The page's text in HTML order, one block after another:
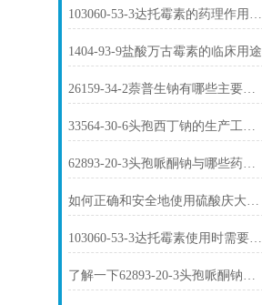
103060-53-3达托霉素的药理作用介绍
1404-93-9盐酸万古霉素的临床用途
26159-34-2萘普生钠有哪些主要用途？
33564-30-6头孢西丁钠的生产工艺是怎样的？
62893-20-3头孢哌酮钠与哪些药物存在相互作用？
如何正确和安全地使用硫酸庆大霉素1405-41-0？
103060-53-3达托霉素使用时需要注意哪些问题？
了解一下62893-20-3头孢哌酮钠的用途及药理作用吧